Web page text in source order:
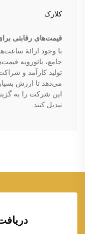
کلارک
قیمت‌های رقابتی
با وجود ارائهٔ
جامع، بائورویه
تولید کارآمد و
می‌دهد تا ارزش
این شرکت را به
تبدیل کنند.